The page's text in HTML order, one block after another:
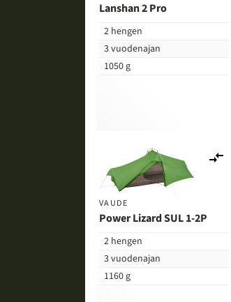
Lanshan 2 Pro
2 hengen
3 vuodenajan
1050 g
VAUDE
Power Lizard SUL 1-2P
2 hengen
3 vuodenajan
1160 g